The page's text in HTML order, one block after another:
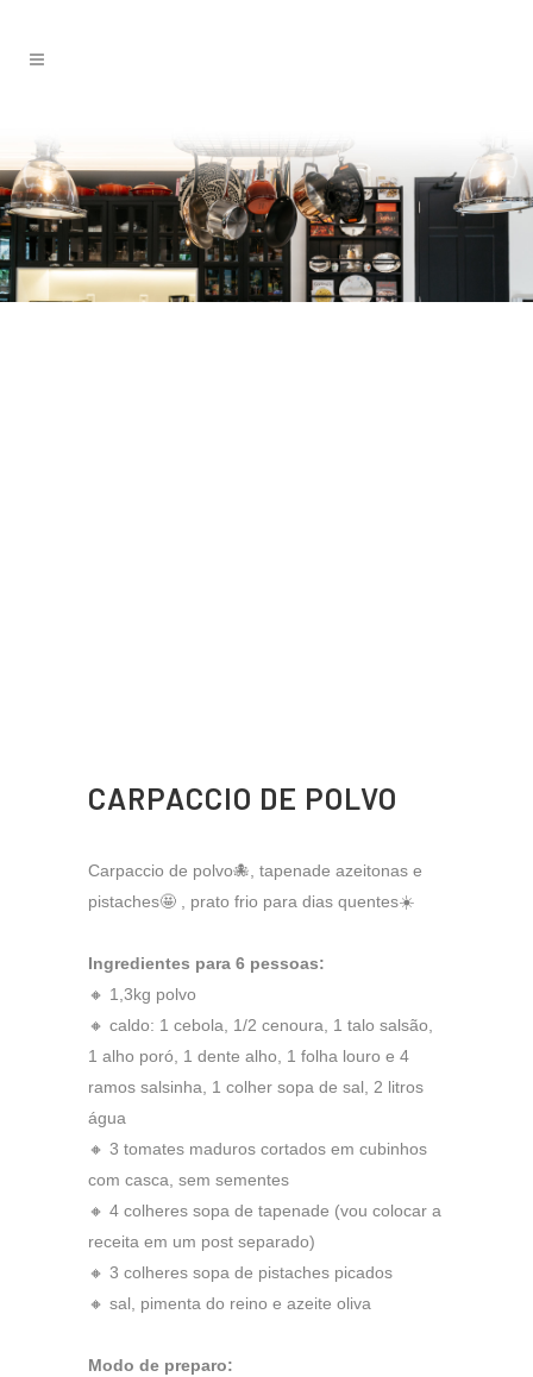
CARPACCIO DE POLVO
Carpaccio de polvo🐙, tapenade azeitonas e
pistaches🤩 , prato frio para dias quentes☀️
Ingredientes para 6 pessoas:
🔸 1,3kg polvo
🔸 caldo: 1 cebola, 1/2 cenoura, 1 talo salsão,
1 alho poró, 1 dente alho, 1 folha louro e 4
ramos salsinha, 1 colher sopa de sal, 2 litros
água
🔸 3 tomates maduros cortados em cubinhos
com casca, sem sementes
🔸 4 colheres sopa de tapenade (vou colocar a
receita em um post separado)
🔸 3 colheres sopa de pistaches picados
🔸 sal, pimenta do reino e azeite oliva
Modo de preparo: